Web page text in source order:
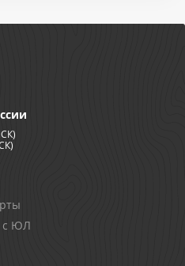
по старой цене!
скидка
с ЮЛ